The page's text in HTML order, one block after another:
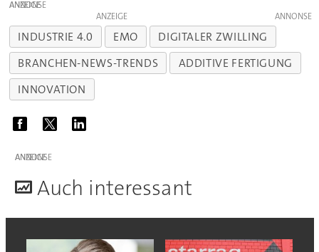
ANZEIGE
ANZEIGE
INDUSTRIE 4.0 EMO
DIGITALER ZWILLING
BRANCHEN-NEWS-TRENDS
ADDITIVE FERTIGUNG
INNOVATION
ANZEIGE
Auch interessant